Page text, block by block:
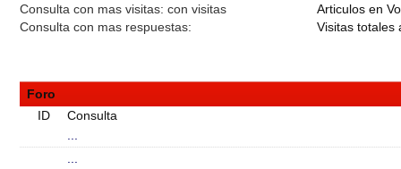
Consulta con mas visitas: con visitas
Consulta con mas respuestas:
Articulos en
Visitas totales
Foro
ID
Consulta